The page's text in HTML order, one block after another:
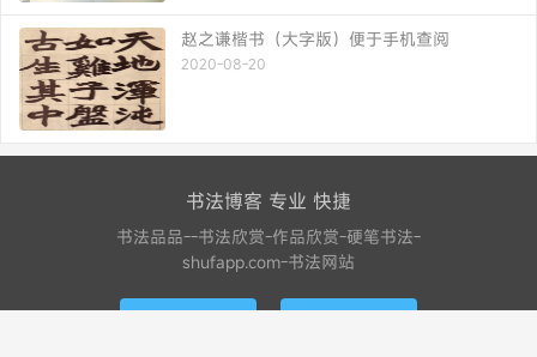
赵之谦楷书（大字版）便于手机查阅
2020-08-20
书法博客 专业 快捷
书法品品--书法欣赏-作品欣赏-硬笔书法-
shufapp.com-书法网站